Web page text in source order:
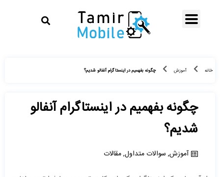
خانه آموزش چگونه بفهمیم در اینستاگرام آنفالو شدیم؟
چگونه بفهمیم در اینستاگرام آنفالو
شدیم؟
آموزش, سوالات متداول,مقالات